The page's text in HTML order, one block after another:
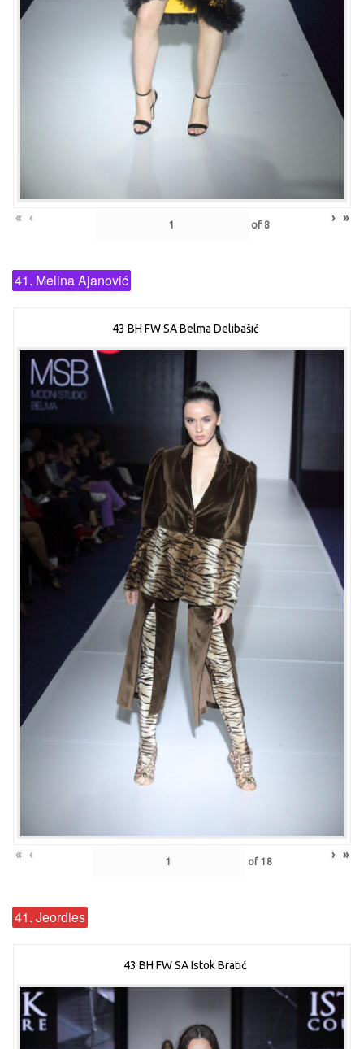
« ‹ of 8 › »
41. Melina Ajanović
43 BH FW SA Belma Delibašić
« ‹ of 18 › »
41. Jeordies
43 BH FW SA Istok Bratić